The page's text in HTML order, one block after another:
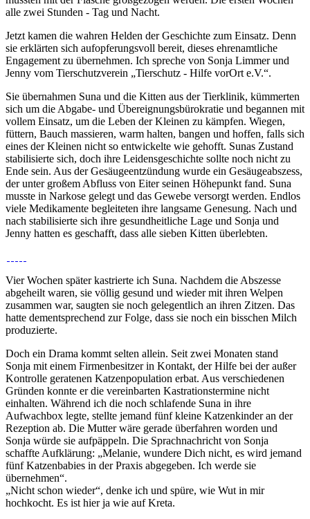
alle zwei Stunden - Tag und Nacht.
Jetzt kamen die wahren Helden der Geschichte zum Einsatz. Denn
sie erklärten sich aufopferungsvoll bereit, dieses ehrenamtliche
Engagement zu übernehmen. Ich spreche von Sonja Limmer und
Jenny vom Tierschutzverein „Tierschutz - Hilfe vorOrt e.V.“.
Sie übernahmen Suna und die Kitten aus der Tierklinik, kümmerten
sich um die Abgabe- und Übereignungsbürokratie und begannen mit
vollem Einsatz, um die Leben der Kleinen zu kämpfen. Wiegen,
füttern, Bauch massieren, warm halten, bangen und hoffen, falls sich
eines der Kleinen nicht so entwickelte wie gehofft. Sunas Zustand
stabilisierte sich, doch ihre Leidensgeschichte sollte noch nicht zu
Ende sein. Aus der Gesäugeentzündung wurde ein Gesäugeabszess,
der unter großem Abfluss von Eiter seinen Höhepunkt fand. Suna
musste in Narkose gelegt und das Gewebe versorgt werden. Endlos
viele Medikamente begleiteten ihre langsame Genesung. Nach und
nach stabilisierte sich ihre gesundheitliche Lage und Sonja und
Jenny hatten es geschafft, dass alle sieben Kitten überlebten.
Vier Wochen später kastrierte ich Suna. Nachdem die Abszesse
abgeheilt waren, sie völlig gesund und wieder mit ihren Welpen
zusammen war, saugten sie noch gelegentlich an ihren Zitzen. Das
hatte dementsprechend zur Folge, dass sie noch ein bisschen Milch
produzierte.
Doch ein Drama kommt selten allein. Seit zwei Monaten stand
Sonja mit einem Firmenbesitzer in Kontakt, der Hilfe bei der außer
Kontrolle geratenen Katzenpopulation erbat. Aus verschiedenen
Gründen konnte er die vereinbarten Kastrationstermine nicht
einhalten. Während ich die noch schlafende Suna in ihre
Aufwachbox legte, stellte jemand fünf kleine Katzenkinder an der
Rezeption ab. Die Mutter wäre gerade überfahren worden und
Sonja würde sie aufpäppeln. Die Sprachnachricht von Sonja
schaffte Aufklärung: „Melanie, wundere Dich nicht, es wird jemand
fünf Katzenbabies in der Praxis abgegeben. Ich werde sie
übernehmen“.
„Nicht schon wieder“, denke ich und spüre, wie Wut in mir
hochkocht. Es ist hier ja wie auf Kreta.